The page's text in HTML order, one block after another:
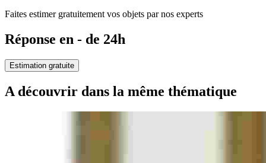
Faites estimer gratuitement vos objets par nos experts
Réponse en - de 24h
Estimation gratuite
A découvrir dans la même thématique